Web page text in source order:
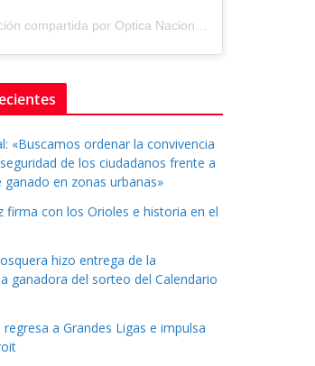
por Optica Nacional ® (@tuopticanacional)
«Buscamos ordenar la convivencia
de los ciudadanos frente a
ganado en zonas urbanas»
firma con los Orioles e historia en el
hizo entrega de la
ganadora del sorteo del Calendario
a Grandes Ligas e impulsa